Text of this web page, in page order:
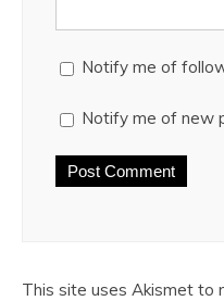
Notify me of
Notify me of new
This site uses Akismet to